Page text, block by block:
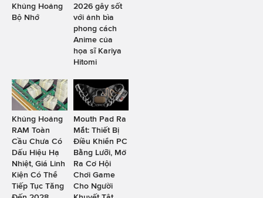
Khủng Hoảng
Bộ Nhớ
2026 gây sốt
với ảnh bìa
phong cách
Anime của
họa sĩ Kariya
Hitomi
Khủng Hoảng
RAM Toàn
Cầu Chưa Có
Dấu Hiệu Hạ
Nhiệt, Giá Linh
Kiện Có Thể
Tiếp Tục Tăng
Mouth Pad Ra
Mắt: Thiết Bị
Điều Khiển PC
Bằng Lưỡi, Mở
Ra Cơ Hội
Chơi Game
Cho Người